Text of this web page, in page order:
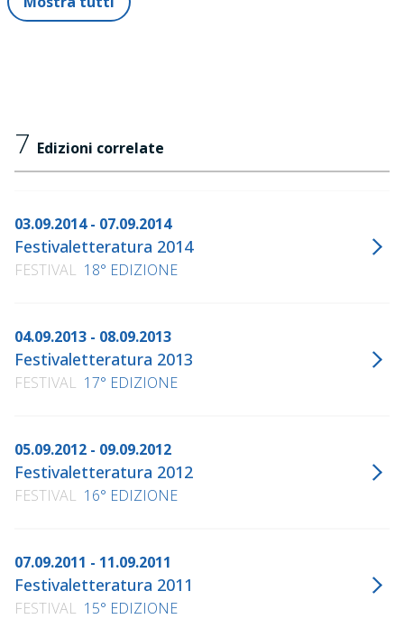
7 Edizioni correlate
03.09.2014 - 07.09.2014
Festivaletteratura 2014
FESTIVAL 18° EDIZIONE
04.09.2013 - 08.09.2013
Festivaletteratura 2013
FESTIVAL 17° EDIZIONE
05.09.2012 - 09.09.2012
Festivaletteratura 2012
FESTIVAL 16° EDIZIONE
07.09.2011 - 11.09.2011
Festivaletteratura 2011
FESTIVAL 15° EDIZIONE